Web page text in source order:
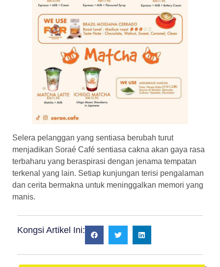
Selera pelanggan yang sentiasa berubah turut
menjadikan Soraé Café sentiasa cakna akan gaya rasa
terbaharu yang beraspirasi dengan jenama tempatan
terkenal yang lain. Setiap kunjungan terisi pengalaman
dan cerita bermakna untuk meninggalkan memori yang
manis.
Kongsi Artikel Ini: